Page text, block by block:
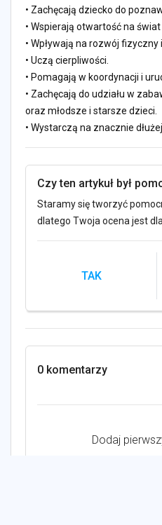
• Zachęcają dziecko do
• Wspierają otwartość na
• Wpływają na rozwój fizyczny
• Uczą cierpliwości.
• Pomagają w koordynacji i
• Zachęcają do udziału w
oraz młodsze i starsze dzieci.
• Wystarczą na znacznie
Czy ten artykuł był
Staramy się tworzyć
dlatego Twoja ocena jest
TAK
0 komentarzy
Dodaj